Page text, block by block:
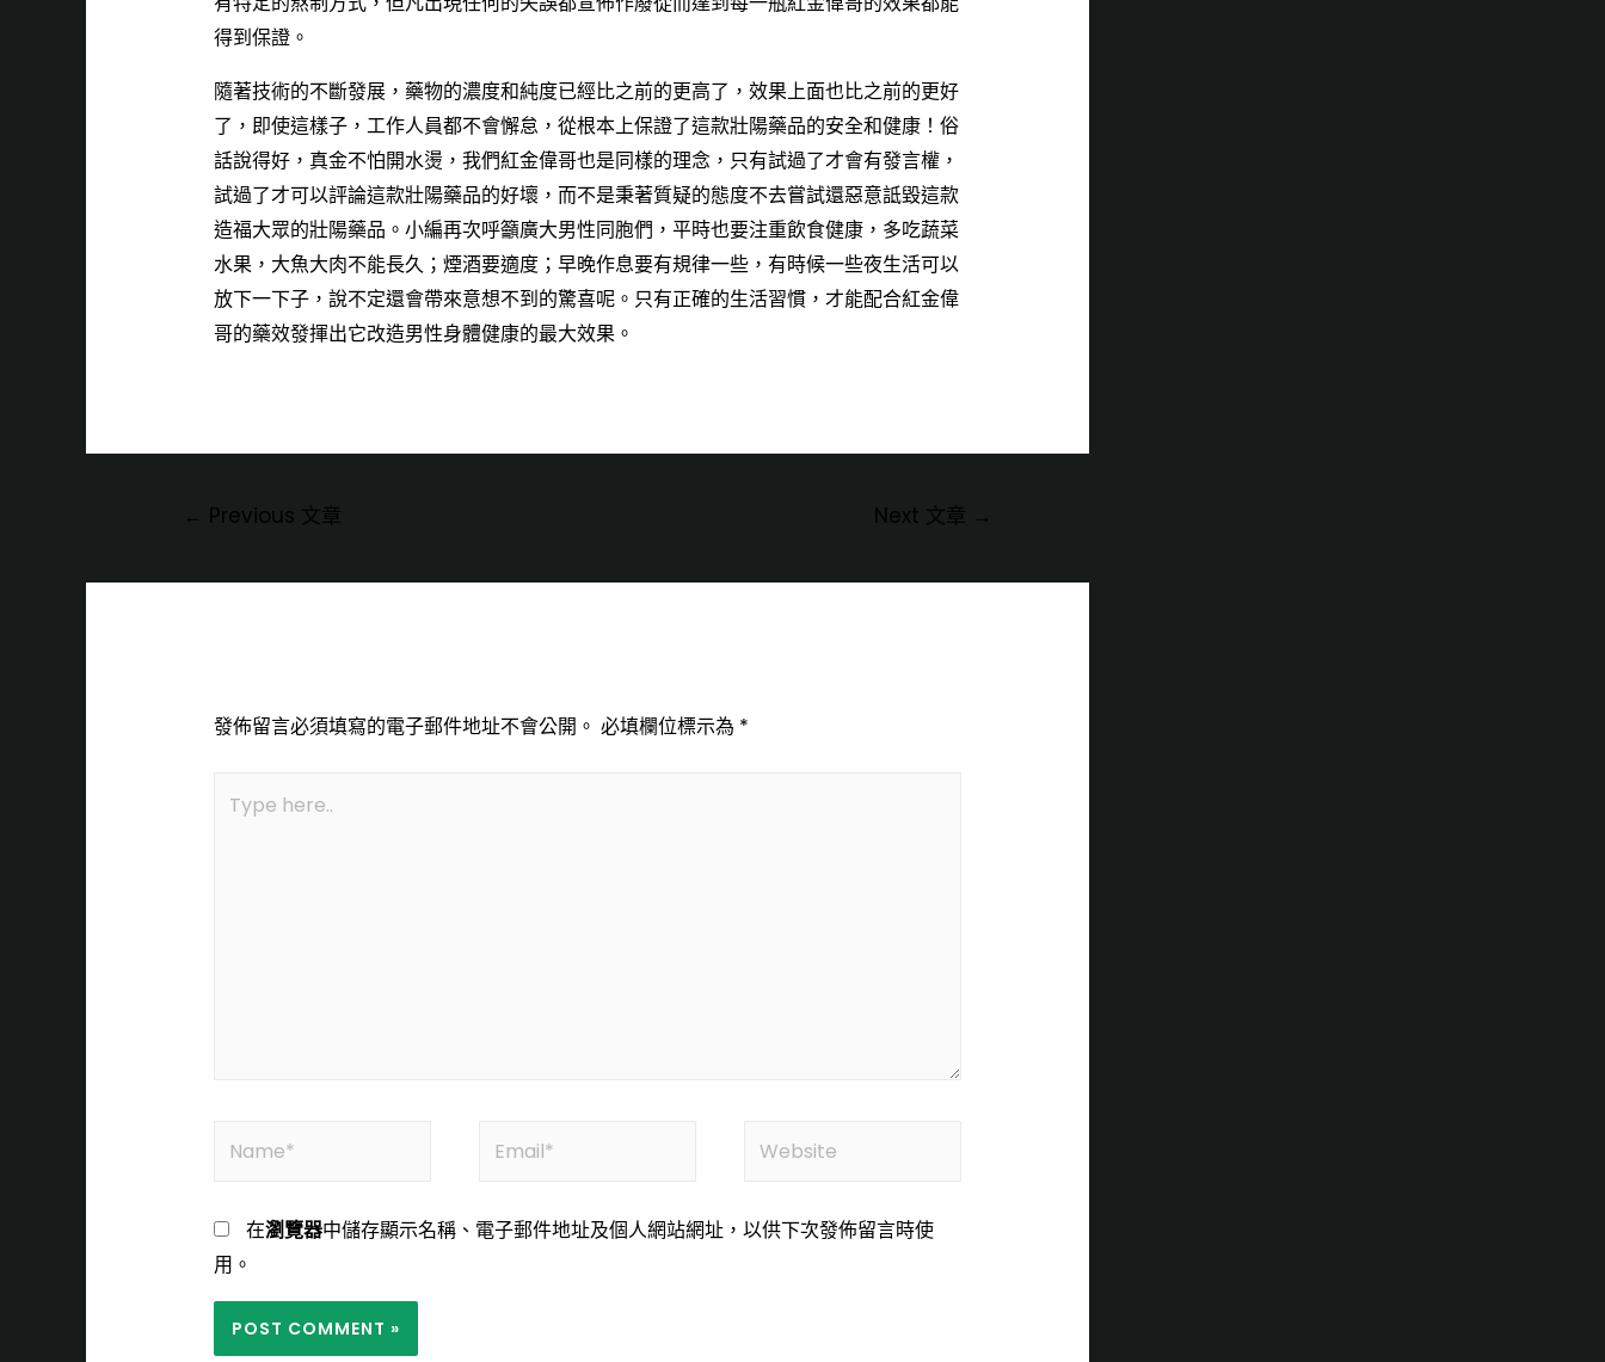
得到保證。
隨著技術的不斷發展，藥物的濃度和純度已經比之前的更高了，效果上面也比之前的更好
了，即使這樣子，工作人員都不會懈怠，從根本上保證了這款壯陽藥品的安全和健康！俗
話說得好，真金不怕開水燙，我們紅金偉哥也是同樣的理念，只有試過了才會有發言權，
試過了才可以評論這款壯陽藥品的好壞，而不是秉著質疑的態度不去嘗試還惡意詆毀這款
造福大眾的壯陽藥品。小編再次呼籲廣大男性同胞們，平時也要注重飲食健康，多吃蔬菜
水果，大魚大肉不能長久；煙酒要適度；早晚作息要有規律一些，有時候一些夜生活可以
放下一下子，說不定還會帶來意想不到的驚喜呢。只有正確的生活習慣，才能配合紅金偉
哥的藥效發揮出它改造男性身體健康的最大效果。
← Previous 文章 Next 文章 →
發佈留言必須填寫的電子郵件地址不會公開。 必填欄位標示為 *
在瀏覽器中儲存顯示名稱、電子郵件地址及個人網站網址，以供下次發佈留言時使
用。